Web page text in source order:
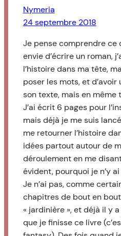
Nymeria
24 septembre 2018
Je pense comprendre ce
envie d’écrire un roman,
l’histoire dans ma tête,
poser les mots, et
son texte, mais en même
J’ai écrit 6 pages pour
mais déjà je me suis
me retourner l’histoire
idées partout autour de
déroulement en me
évident, pourquoi je n’y
Je n’ai pas, comme
chapitres de bout en
« jardinière », et déjà il y
que je finisse ce livre